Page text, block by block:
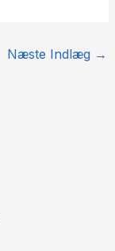
Næste Indlæg →